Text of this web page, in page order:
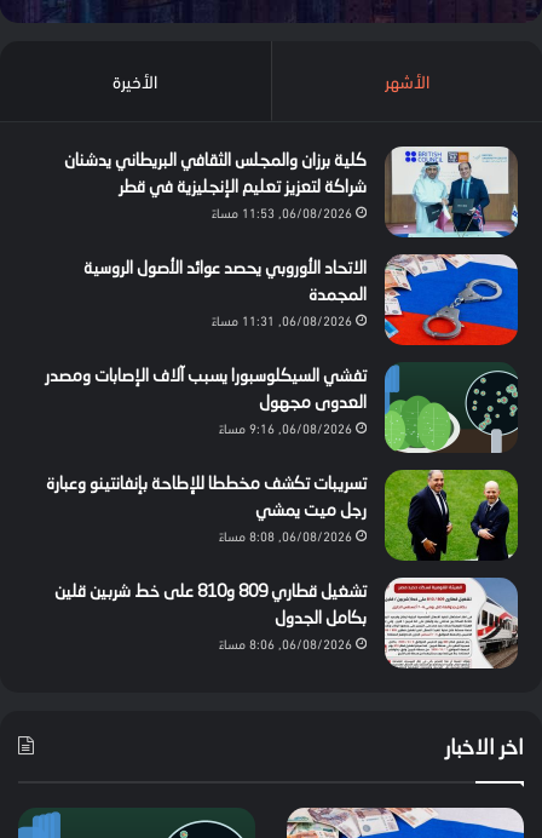
الأشهر الأخيرة
كلية برزان والمجلس الثقافي البريطاني يدشنان
شراكة لتعزيز تعليم الإنجليزية في قطر
06/08/2026, 11:53 مساءً
الاتحاد الأوروبي يحصد عوائد الأصول الروسية
المجمدة
06/08/2026, 11:31 مساءً
تفشي السيكلوسبورا يسبب آلاف الإصابات ومصدر
العدوى مجهول
06/08/2026, 9:16 مساءً
تسريبات تكشف مخططا للإطاحة بإنفانتينو وعبارة
رجل ميت يمشي
06/08/2026, 8:08 مساءً
تشغيل قطاري 809 و810 على خط شربين قلين
بكامل الجدول
06/08/2026, 8:06 مساءً
اخر الاخبار